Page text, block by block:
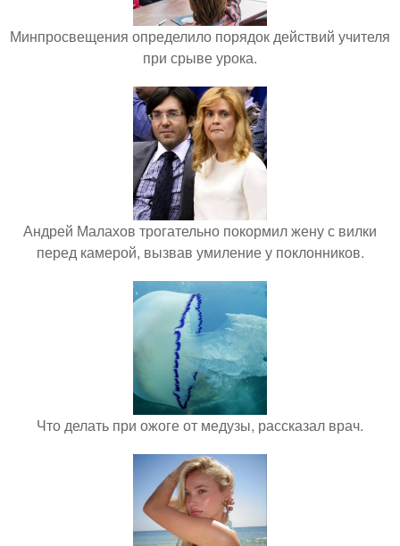
Минпросвещения определило порядок действий учителя
при срыве урока.
Андрей Малахов трогательно покормил жену с вилки
перед камерой, вызвав умиление у поклонников.
Что делать при ожоге от медузы, рассказал врач.